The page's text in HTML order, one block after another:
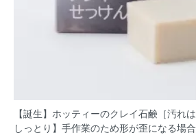
【誕生】ホッティーのクレイ石鹸［汚れ
しっとり】手作業のため形が歪になる場合